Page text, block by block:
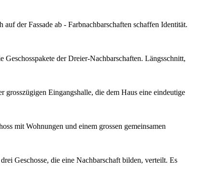
der Fassade ab - Farbnachbarschaften schaffen Identität.
der Dreier-Nachbarschaften. Längsschnitt,
Eingangshalle, die dem Haus eine eindeutige
mit Wohnungen und einem grossen gemeinsamen
Geschosse, die eine Nachbarschaft bilden, verteilt. Es